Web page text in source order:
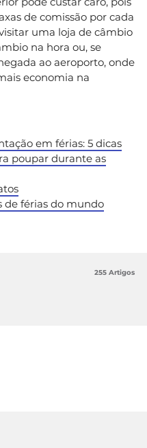
de comissão por cada
uma loja de câmbio
na hora ou, se
ao aeroporto, onde
economia na
em férias: 5 dicas
poupar durante as
de férias do mundo
255 Artigos